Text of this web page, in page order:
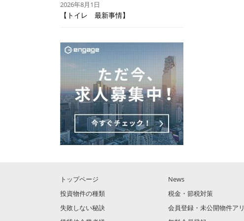
2026年8月1日
【トイレ 最新事情】
トップページ News
投資物件の種類
税金・節税対策
失敗しない秘訣
会員登録・未公開物件アリ